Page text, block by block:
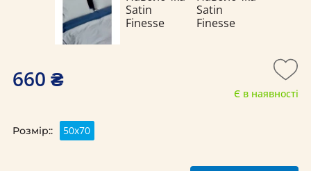
660 ₴
Є в наявності
Розмір:: 50х70